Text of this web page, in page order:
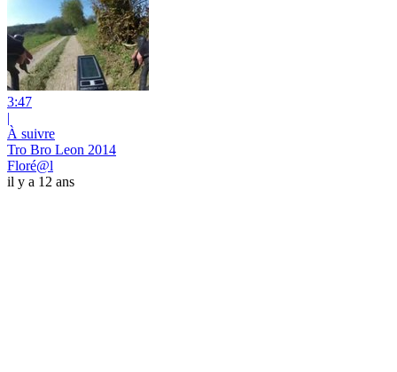
3:47
|
À suivre
Tro Bro Leon 2014
Floré@l
il y a 12 ans